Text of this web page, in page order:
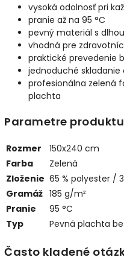
vysoká odolnosť pri
pranie až na 95 °C
pevný materiál s
vhodná pre
praktické prevedenie
jednoduché skladanie
profesionálna zelená
plachta
Parametre produktu
Rozmer
150x240 cm
Farba
Zelená
Zloženie 65 % polyester /
Gramáž 185 g/m²
Pranie
95 °C
Typ
Pevná plachta
Často kladené